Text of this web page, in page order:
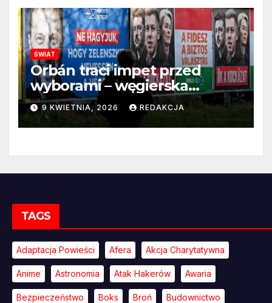
ŚWIAT
Orbán traci impet przed
wyborami – węgierska
propaganda przestaje
przekonywać
9 KWIETNIA, 2026 REDAKCJA
TAGS
Adaptacja Powieści Afera Akcja Charytatywna
Anime Astronomia Atak Hakerów Awaria
Bezpieczeństwo Boks Broń Budownictwo